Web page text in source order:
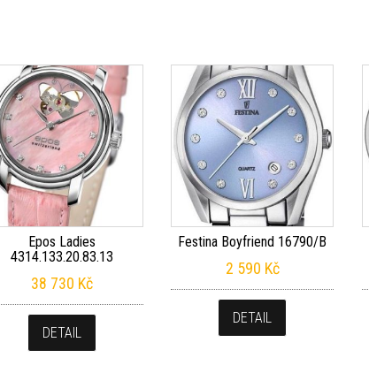
Epos Ladies
4314.133.20.83.13
38 730 Kč
DETAIL
Festina Boyfriend 16790/B
2 590 Kč
DETAIL